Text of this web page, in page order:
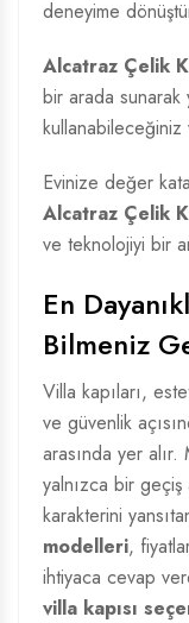
deneyime
Alcatraz Çelik
bir arada sunarak
kullanabileceğiniz
Evinize değer
Alcatraz Çelik
ve teknolojiyi bir
En
Bilmeniz
Villa kapıları,
ve güvenlik
arasında yer alır.
yalnızca bir geçiş
karakterini
modelleri,
ihtiyaca cevap
villa kapısı